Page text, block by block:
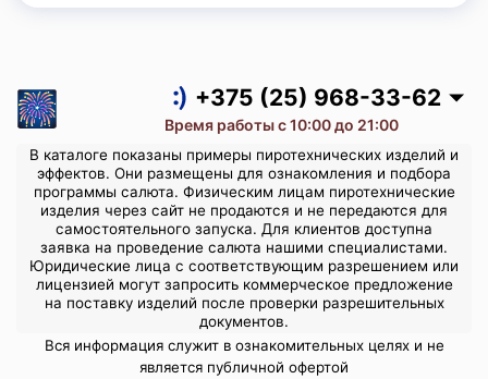
+375 (25) 968-33-62
+375 (29) 657-10-53
Время работы с 10:00 до 21:00
В каталоге показаны примеры пиротехнических изделий и
эффектов. Они размещены для ознакомления и подбора
программы салюта. Физическим лицам пиротехнические
изделия через сайт не продаются и не передаются для
самостоятельного запуска. Для клиентов доступна
заявка на проведение салюта нашими специалистами.
Юридические лица с соответствующим разрешением или
лицензией могут запросить коммерческое предложение
на поставку изделий после проверки разрешительных
документов.
Вся информация служит в ознакомительных целях и не
является публичной офертой